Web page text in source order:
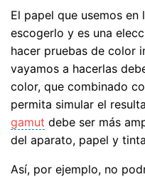
El papel que usemos
escogerlo y es una
hacer pruebas de color
vayamos a hacerlas
color, que combinado
permita simular el
gamut debe ser más
del aparato, papel y
Así, por ejemplo, no